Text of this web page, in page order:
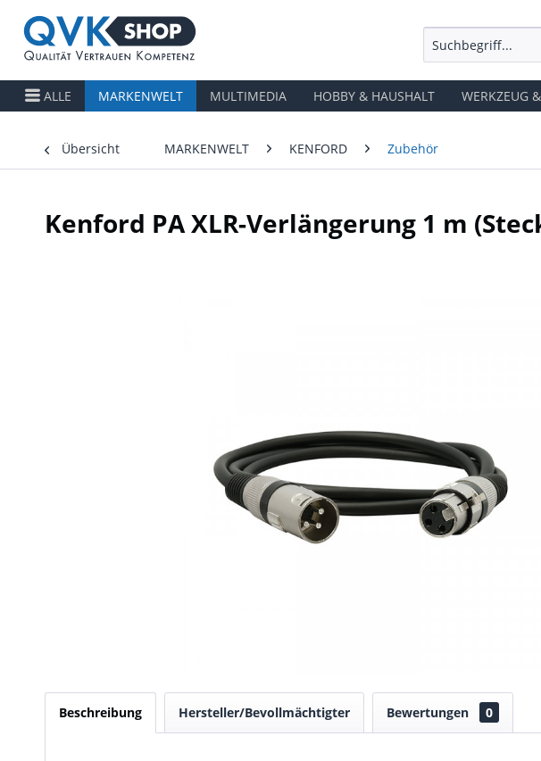
ALLE MARKENWELT MULTIMEDIA HOBBY & HAUSHALT WERKZEUG
Übersicht MARKENWELT KENFORD Zubehör
Kenford PA XLR-Verlängerung 1 m
Beschreibung Hersteller/Bevollmächtigter Bewertungen 0